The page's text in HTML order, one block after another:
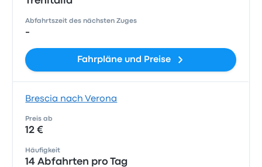
Abfahrtszeit des nächsten Zuges
-
Fahrpläne und Preise
Brescia nach Verona
Preis ab
12 €
Häufigkeit
14 Abfahrten pro Tag